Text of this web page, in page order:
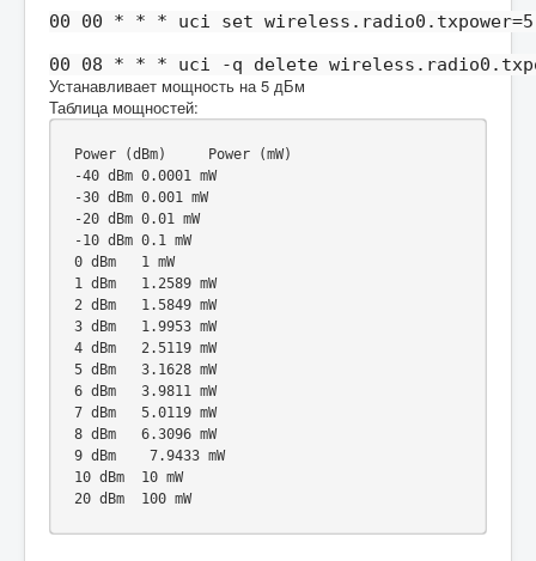
00 00 * * * uci set
00 08 * * * uci -q delete
Устанавливает мощность на 5 дБм
Таблица мощностей:
Power (dBm) Power (mW)
-40 0.0001
-30 0.001
-20 0.01
-10 0.1
0
1
1
1.2589
2
1.5849
3
1.9953
4
2.5119
5
3.1628
6
3.9811
7
5.0119
8
6.3096
9
7.9433
10
10
20
100 mW